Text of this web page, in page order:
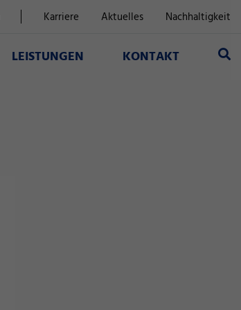
Karriere Aktuelles Nachhaltigkeit
LEISTUNGEN KONTAKT